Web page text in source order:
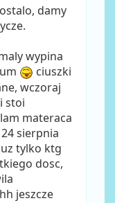
damy
wypina
ciuszki
wczoraj
stoi
materaca
sierpnia
tylko ktg
dosc,
jeszcze